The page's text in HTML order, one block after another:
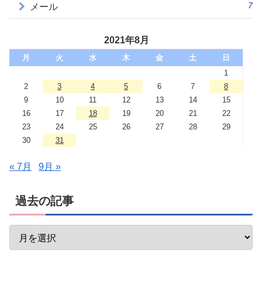
メール 7
2021年8月
月 火 水 木 金 土
日
1
2
3 4 5 6 7
8
9
10 11 12 13 14
15
16
17 18 19 20 21
22
23
24 25 26 27 28
29
30
31
« 7月 9月 »
過去の記事